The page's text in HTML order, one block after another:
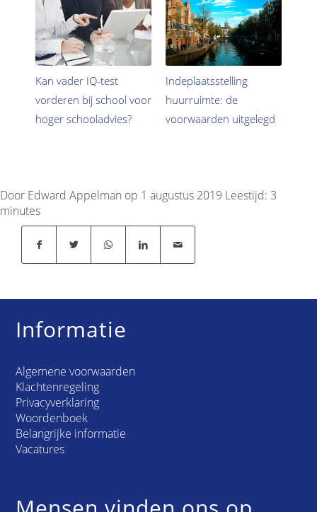
Kan vader IQ-test
vorderen bij school voor
hoger schooladvies?
Indeplaatsstelling
huurruimte: de
voorwaarden uitgelegd
Door Edward Appelman op 1 augustus 2019 Leestijd: 3
minutes
Informatie
Algemene voorwaarden
Klachtenregeling
Privacyverklaring
Woordenboek
Belangrijke informatie
Vacatures